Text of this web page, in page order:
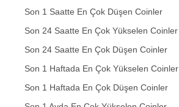
Son 1 Saatte En Çok Düşen Coinler
Son 24 Saatte En Çok Yükselen Coinler
Son 24 Saatte En Çok Düşen Coinler
Son 1 Haftada En Çok Yükselen Coinler
Son 1 Haftada En Çok Düşen Coinler